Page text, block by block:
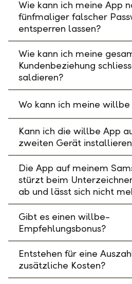
Wie kann ich meine App
fünfmaliger falscher
entsperren lassen?
Wie kann ich meine
Kundenbeziehung
saldieren?
Wo kann ich meine willbe
Kann ich die willbe App
zweiten Gerät
Die App auf meinem
stürzt beim
ab und lässt sich nicht
Gibt es einen willbe-
Empfehlungsbonus?
Entstehen für eine
zusätzliche Kosten?